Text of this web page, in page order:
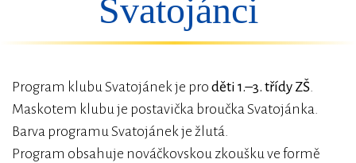
Svatojánci
Program klubu Svatojánek je pro děti 1.–3. třídy ZŠ.
Maskotem klubu je postavička broučka Svatojánka.
Barva programu Svatojánek je žlutá.
Program obsahuje nováčkovskou zkoušku ve formě